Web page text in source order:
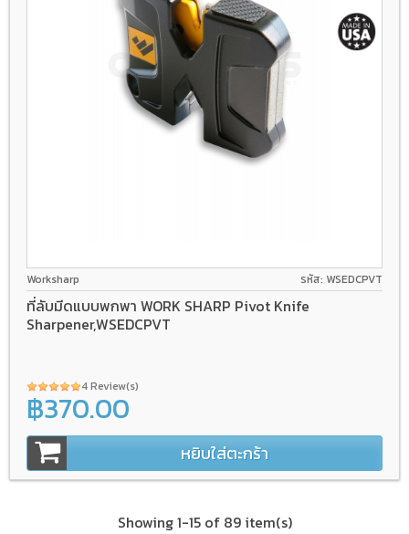
Worksharp รหัส: WSEDCPVT
ที่ลับมีดแบบพกพา WORK SHARP Pivot Knife
Sharpener,WSEDCPVT
4 Review(s)
฿370.00
หยิบใส่ตะกร้า
Showing 1-15 of 89 item(s)